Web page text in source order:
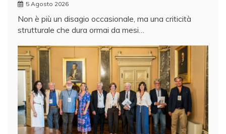
5 Agosto 2026
Non è più un disagio occasionale, ma una criticità
strutturale che dura ormai da mesi…